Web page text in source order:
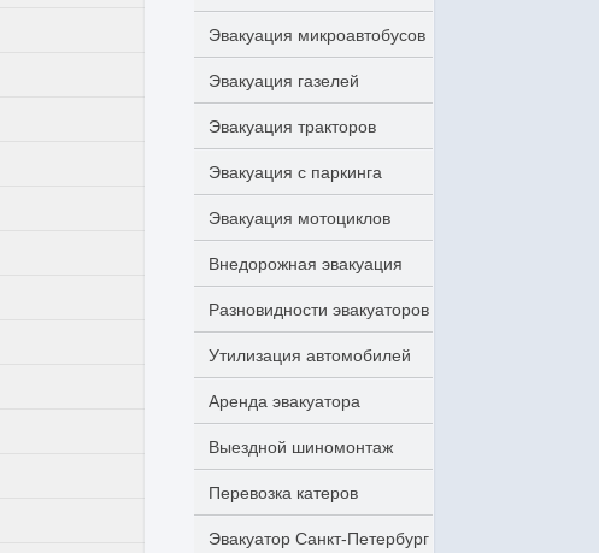
Эвакуация микроавтобусов
Эвакуация газелей
Эвакуация тракторов
Эвакуация с паркинга
Эвакуация мотоциклов
Внедорожная эвакуация
Разновидности эвакуаторов
Утилизация автомобилей
Аренда эвакуатора
Выездной шиномонтаж
Перевозка катеров
Эвакуатор Санкт-Петербург